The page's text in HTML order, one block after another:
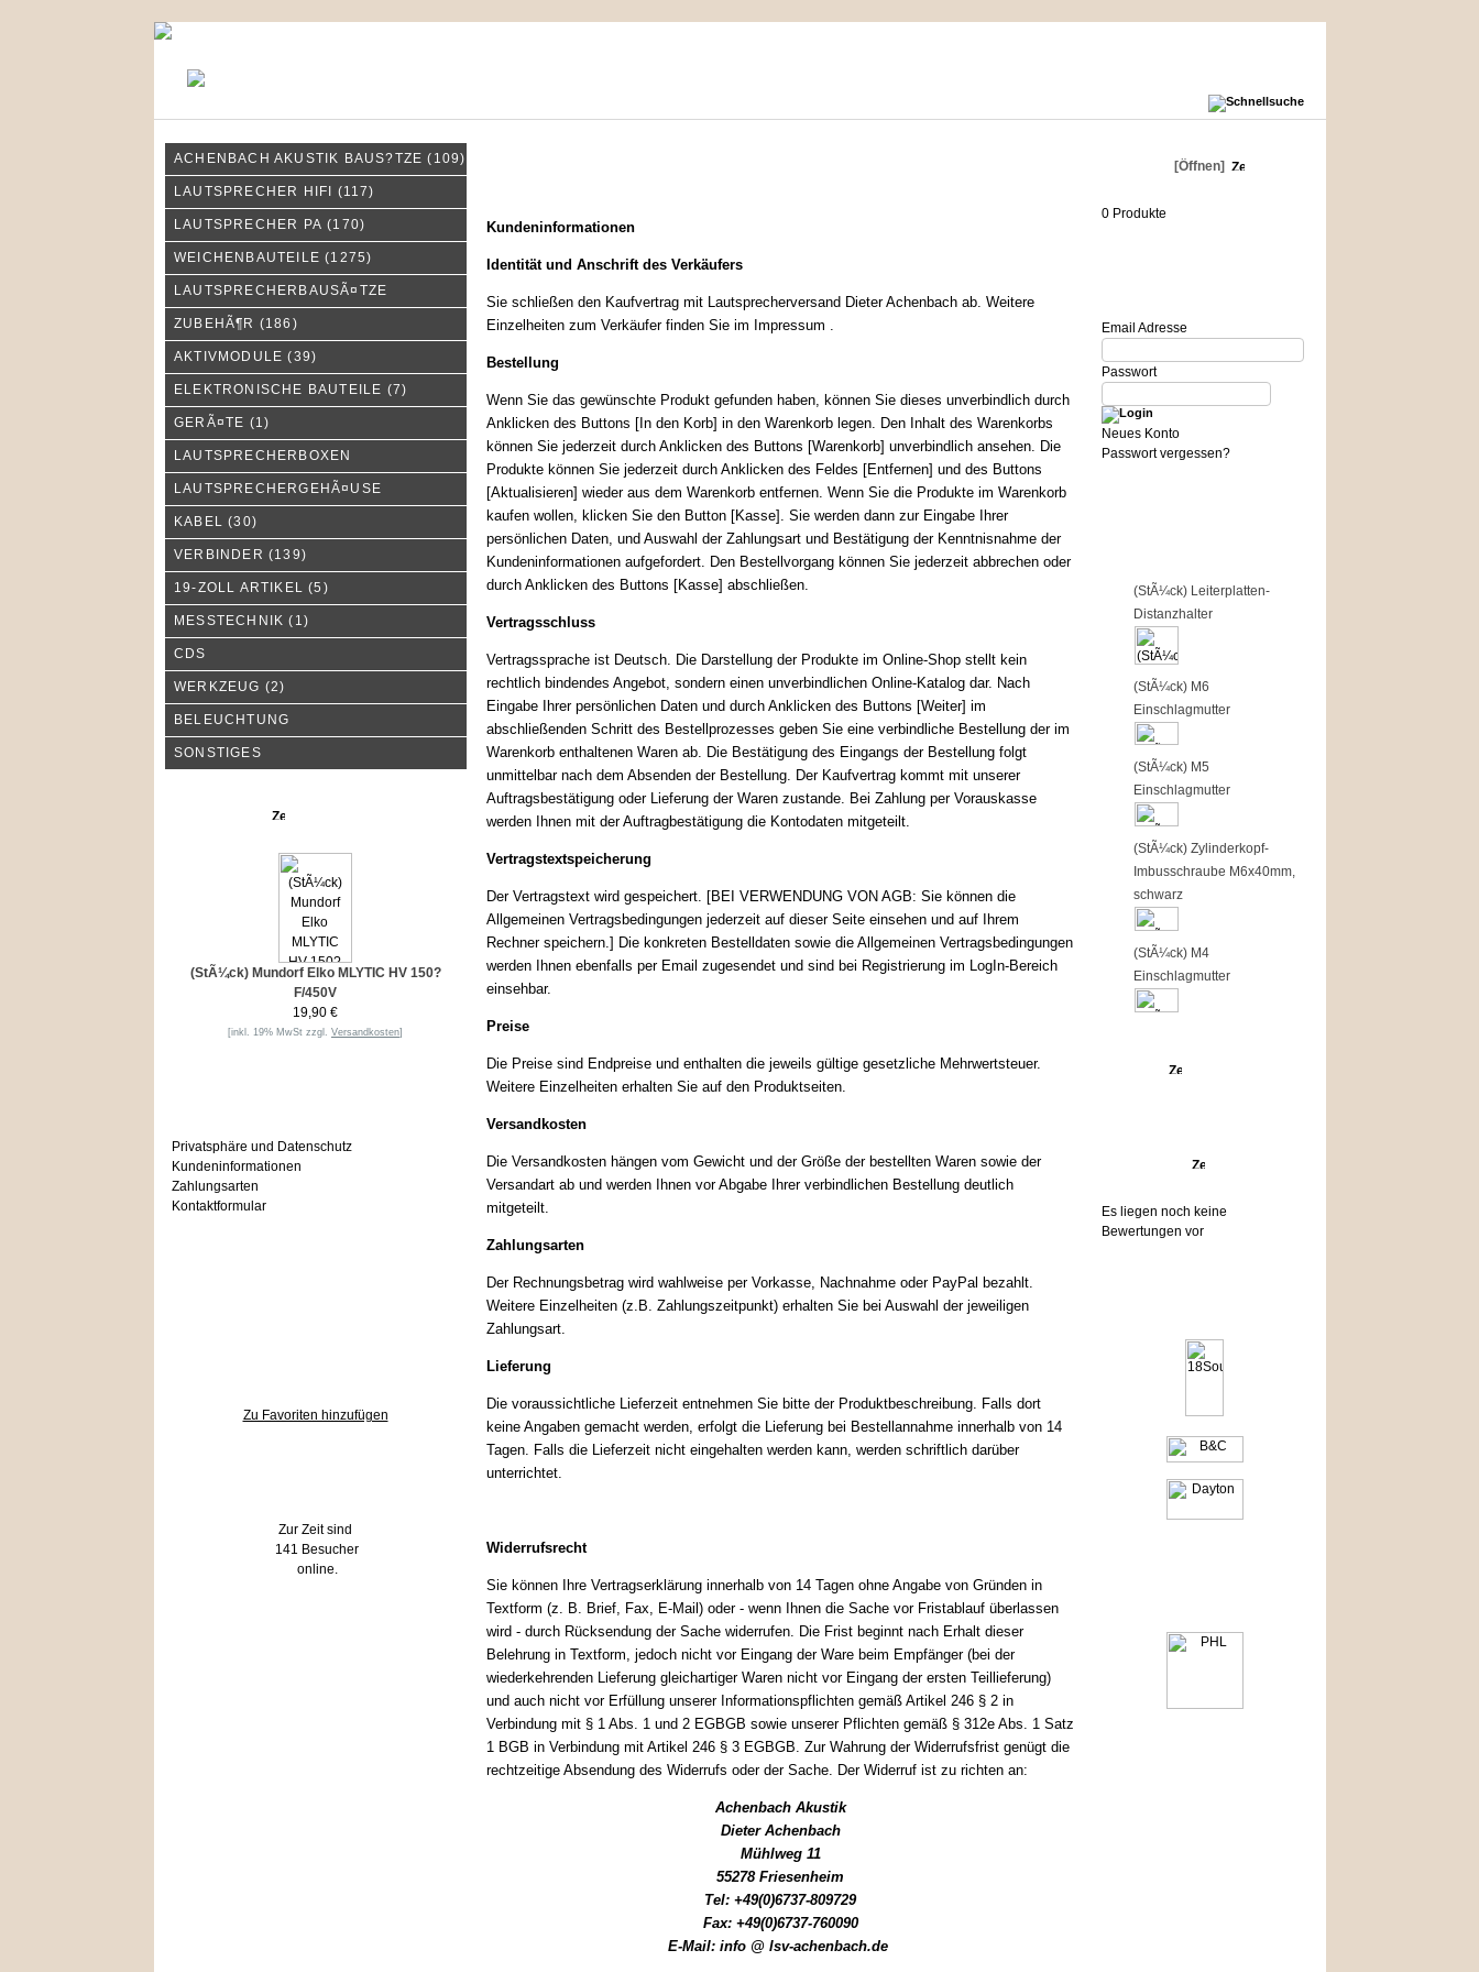
ACHENBACH AKUSTIK BAUS?TZE (109)
LAUTSPRECHER HIFI (117)
LAUTSPRECHER PA (170)
WEICHENBAUTEILE (1275)
LAUTSPRECHERBAUSÃ¤TZE
ZUBEHÃ¶R (186)
AKTIVMODULE (39)
ELEKTRONISCHE BAUTEILE (7)
GERÃ¤TE (1)
LAUTSPRECHERBOXEN
LAUTSPRECHERGEHÃ¤USE
KABEL (30)
VERBINDER (139)
19-ZOLL ARTIKEL (5)
MESSTECHNIK (1)
CDS
WERKZEUG (2)
BELEUCHTUNG
SONSTIGES
(StÃ¼ck) Mundorf Elko MLYTIC HV 150?
F/450V
19,90 €
[inkl. 19% MwSt zzgl. Versandkosten]
Privatsphäre und Datenschutz
Kundeninformationen
Zahlungsarten
Kontaktformular
Zu Favoriten hinzufügen
Zur Zeit sind
141 Besucher
online.
Kundeninformationen
Identität und Anschrift des Verkäufers
Sie schließen den Kaufvertrag mit Lautsprecherversand Dieter Achenbachab. Weitere
Einzelheiten zum Verkäufer finden Sie im Impressum .
Bestellung
Wenn Sie das gewünschte Produkt gefunden haben, können Sie dieses unverbindlich durch
Anklicken des Buttons [In den Korb] in den Warenkorb legen. Den Inhalt des Warenkorbs
können Sie jederzeit durch Anklicken des Buttons [Warenkorb] unverbindlich ansehen. Die
Produkte können Sie jederzeit durch Anklicken des Feldes [Entfernen] und des Buttons
[Aktualisieren] wieder aus dem Warenkorb entfernen. Wenn Sie die Produkte im Warenkorb
kaufen wollen, klicken Sie den Button [Kasse]. Sie werden dann zur Eingabe Ihrer
persönlichen Daten, und Auswahl der Zahlungsart und Bestätigung der Kenntnisnahme der
Kundeninformationen aufgefordert. Den Bestellvorgang können Sie jederzeit abbrechen oder
durch Anklicken des Buttons [Kasse] abschließen.
Vertragsschluss
Vertragssprache ist Deutsch. Die Darstellung der Produkte im Online-Shop stellt kein
rechtlich bindendes Angebot, sondern einen unverbindlichen Online-Katalog dar. Nach
Eingabe Ihrer persönlichen Daten und durch Anklicken des Buttons [Weiter] im
abschließenden Schritt des Bestellprozesses geben Sie eine verbindliche Bestellung der im
Warenkorb enthaltenen Waren ab. Die Bestätigung des Eingangs der Bestellung folgt
unmittelbar nach dem Absenden der Bestellung. Der Kaufvertrag kommt mit unserer
Auftragsbestätigung oder Lieferung der Waren zustande. Bei Zahlung per Vorauskasse
werden Ihnen mit der Auftragbestätigung die Kontodaten mitgeteilt.
Vertragstextspeicherung
Der Vertragstext wird gespeichert. [BEI VERWENDUNG VON AGB: Sie können die
Allgemeinen Vertragsbedingungen jederzeit auf dieser Seite einsehen und auf Ihrem
Rechner speichern.] Die konkreten Bestelldaten sowie die Allgemeinen Vertragsbedingungen
werden Ihnen ebenfalls per Email zugesendet und sind bei Registrierung im LogIn-Bereich
einsehbar.
Preise
Die Preise sind Endpreise und enthalten die jeweils gültige gesetzliche Mehrwertsteuer.
Weitere Einzelheiten erhalten Sie auf den Produktseiten.
Versandkosten
Die Versandkosten hängen vom Gewicht und der Größe der bestellten Waren sowie der
Versandart ab und werden Ihnen vor Abgabe Ihrer verbindlichen Bestellung deutlich
mitgeteilt.
Zahlungsarten
Der Rechnungsbetrag wird wahlweise per Vorkasse, Nachnahme oder PayPal bezahlt.
Weitere Einzelheiten (z.B. Zahlungszeitpunkt) erhalten Sie bei Auswahl der jeweiligen
Zahlungsart.
Lieferung
Die voraussichtliche Lieferzeit entnehmen Sie bitte der Produktbeschreibung. Falls dort
keine Angaben gemacht werden, erfolgt die Lieferung bei Bestellannahme innerhalb von 14
Tagen. Falls die Lieferzeit nicht eingehalten werden kann, werden schriftlich darüber
unterrichtet.
Widerrufsrecht
Sie können Ihre Vertragserklärung innerhalb von 14 Tagen ohne Angabe von Gründen in
Textform (z. B. Brief, Fax, E-Mail) oder - wenn Ihnen die Sache vor Fristablauf überlassen
wird - durch Rücksendung der Sache widerrufen. Die Frist beginnt nach Erhalt dieser
Belehrung in Textform, jedoch nicht vor Eingang der Ware beim Empfänger (bei der
wiederkehrenden Lieferung gleichartiger Waren nicht vor Eingang der ersten Teillieferung)
und auch nicht vor Erfüllung unserer Informationspflichten gemäß Artikel 246 § 2 in
Verbindung mit § 1 Abs. 1 und 2 EGBGB sowie unserer Pflichten gemäß § 312e Abs. 1 Satz
1 BGB in Verbindung mit Artikel 246 § 3 EGBGB. Zur Wahrung der Widerrufsfrist genügt die
rechtzeitige Absendung des Widerrufs oder der Sache. Der Widerruf ist zu richten an:
Achenbach Akustik
Dieter Achenbach
Mühlweg 11
55278 Friesenheim
Tel: +49(0)6737-809729
Fax: +49(0)6737-760090
E-Mail: info @ lsv-achenbach.de
[Öffnen]
0 Produkte
Email Adresse
Passwort
Neues Konto
Passwort vergessen?
(StÃ¼ck) Leiterplatten-
Distanzhalter
(StÃ¼ck) M6
Einschlagmutter
(StÃ¼ck) M5
Einschlagmutter
(StÃ¼ck) Zylinderkopf-
Imbusschraube M6x40mm,
schwarz
(StÃ¼ck) M4
Einschlagmutter
Es liegen noch keine
Bewertungen vor